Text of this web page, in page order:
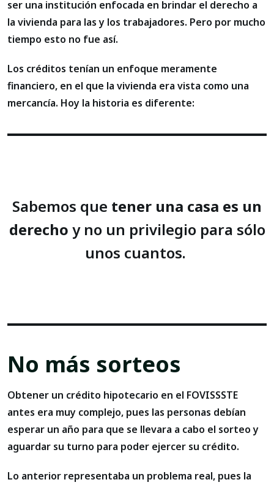
ser una institución enfocada en brindar el derecho a
la vivienda para las y los trabajadores. Pero por mucho
tiempo esto no fue así.
Los créditos tenían un enfoque meramente
financiero, en el que la vivienda era vista como una
mercancía. Hoy la historia es diferente:
Sabemos que tener una casa es un
derecho y no un privilegio para sólo
unos cuantos.
No más sorteos
Obtener un crédito hipotecario en el FOVISSSTE
antes era muy complejo, pues las personas debían
esperar un año para que se llevara a cabo el sorteo y
aguardar su turno para poder ejercer su crédito.
Lo anterior representaba un problema real, pues la